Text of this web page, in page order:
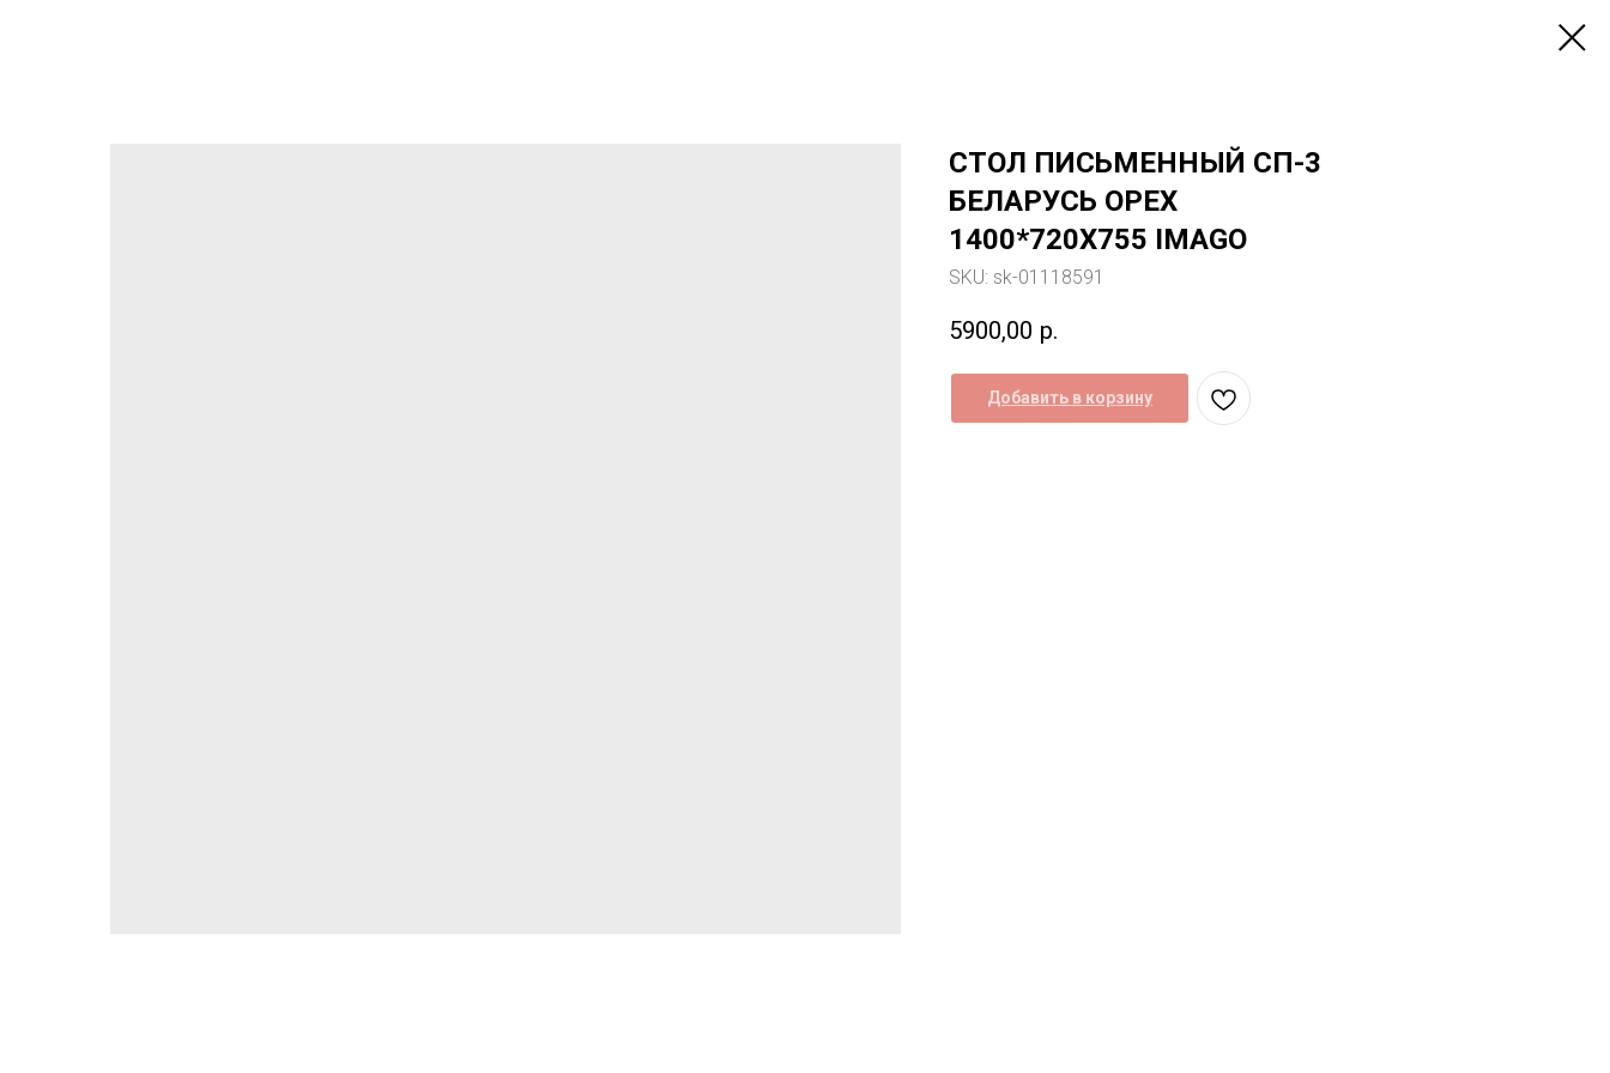
СТОЛ ПИСЬМЕННЫЙ СП-3
БЕЛАРУСЬ ОРЕХ
1400*720Х755 IMAGO
SKU: sk-01118591
5900,00 р.
Добавить в корзину